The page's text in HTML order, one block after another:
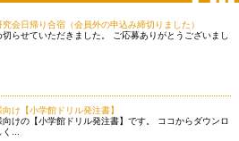
究会日帰り合宿（会員外の申込み締切りました）
らせていただきました。 ご応募ありがとうございまし
け【小学館ドリル発注書】
けの【小学館ドリル発注書】です。 ココからダウンロ
...